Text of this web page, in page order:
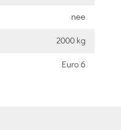
nee
2000 kg
Euro 6